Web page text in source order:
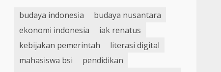
budaya indonesia
budaya nusantara
ekonomi indonesia
iak renatus
kebijakan pemerintah
literasi digital
mahasiswa bsi
pendidikan